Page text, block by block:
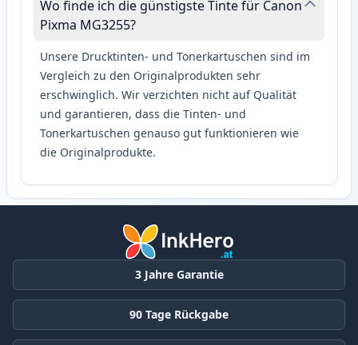
Wo finde ich die günstigste Tinte für Canon
Pixma MG3255?
Unsere Drucktinten- und Tonerkartuschen sind im
Vergleich zu den Originalprodukten sehr
erschwinglich. Wir verzichten nicht auf Qualität
und garantieren, dass die Tinten- und
Tonerkartuschen genauso gut funktionieren wie
die Originalprodukte.
3 Jahre Garantie
90 Tage Rückgabe